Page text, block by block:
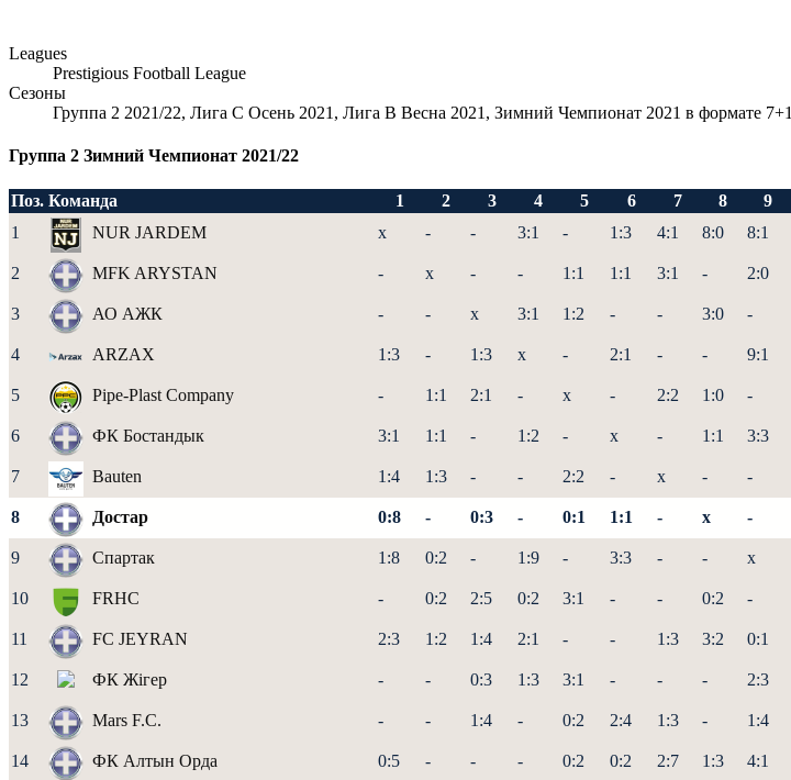
Leagues
Prestigious Football League
Сезоны
Группа 2 2021/22, Лига С Осень 2021, Лига В Весна 2021, Зимний Чемпионат 2021 в формате 7+1
Группа 2 Зимний Чемпионат 2021/22
Поз. Команда 1 2 3 4 5 6 7 8 9
1
NUR JARDEM x - - 3:1 - 1:3 4:1 8:0 8:1
2 MFK ARYSTAN - x - - 1:1 1:1 3:1 - 2:0
3 АО АЖК - - x 3:1 1:2 - - 3:0 -
4 ARZAX 1:3 - 1:3 x - 2:1 - - 9:1
5 Pipe-Plast Company - 1:1 2:1 - x - 2:2 1:0 -
6 ФК Бостандык 3:1 1:1 - 1:2 - x - 1:1 3:3
7 Bauten 1:4 1:3 - - 2:2 - x - -
8 Достар 0:8 - 0:3 - 0:1 1:1 - x -
9 Спартак 1:8 0:2 - 1:9 - 3:3 - - x
10 FRHC - 0:2 2:5 0:2 3:1 - - 0:2 -
11 FC JEYRAN 2:3 1:2 1:4 2:1 - - 1:3 3:2 0:1
12 ФК Жігер - - 0:3 1:3 3:1 - - - 2:3
13 Mars F.C. - - 1:4 - 0:2 2:4 1:3 - 1:4
14 ФК Алтын Орда 0:5 - - - 0:2 0:2 2:7 1:3 4:1